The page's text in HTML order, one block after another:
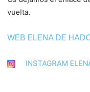
vuelta.
WEB ELENA DE
INSTAGRAM